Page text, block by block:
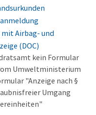
Airbag- und
(DOC)
kein Formular
Umweltministerium
"Anzeige nach §
Umgang